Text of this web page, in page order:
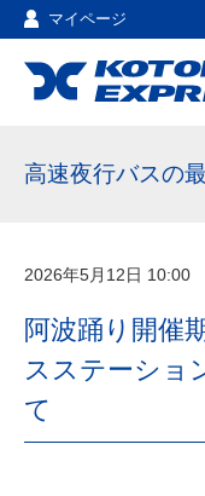
マイページ
高速夜行バスの
2026年5月12日 10:00
阿波踊り開催
スステーショ
て